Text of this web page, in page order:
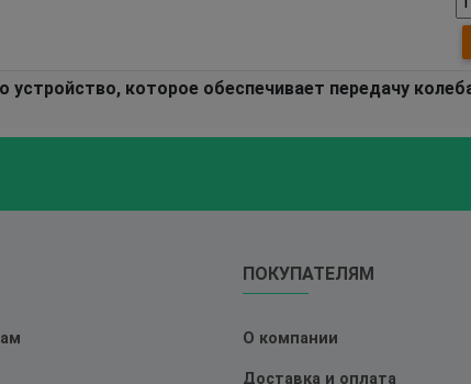
устройство, которое обеспечивает передачу
ПОКУПАТЕЛЯМ
О компании
Доставка и оплата